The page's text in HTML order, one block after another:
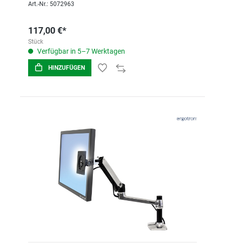
Art.-Nr.: 5072963
117,00 €*
Stück
Verfügbar in 5–7 Werktagen
HINZUFÜGEN